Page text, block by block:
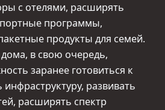
с отелями, расширять
программы,
продукты для семей.
в свою очередь,
заранее готовиться к
инфраструктуру, развивать
расширять спектр